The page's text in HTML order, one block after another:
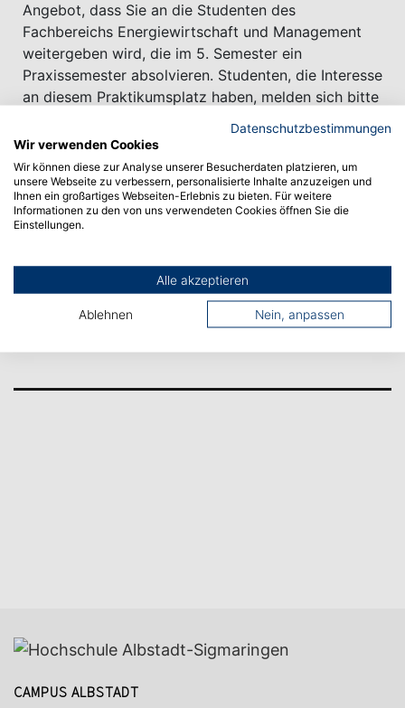
Angebot, dass Sie an die Studenten des
Fachbereichs Energiewirtschaft und Management
weitergeben wird, die im 5. Semester ein
Praxissemester absolvieren. Studenten, die Interesse
an diesem Praktikumsplatz haben, melden sich bitte
bei Frau Professor Dr. Rövekamp, die dann den
Kontakt zur EEX herstellen wird.
Nächster Artikel
CAMPUS ALBSTADT
Datenschutzbestimmungen
Wir verwenden Cookies
Wir können diese zur Analyse unserer Besucherdaten platzieren, um
unsere Webseite zu verbessern, personalisierte Inhalte anzuzeigen und
Ihnen ein großartiges Webseiten-Erlebnis zu bieten. Für weitere
Informationen zu den von uns verwendeten Cookies öffnen Sie die
Einstellungen.
Alle akzeptieren
Ablehnen Nein, anpassen